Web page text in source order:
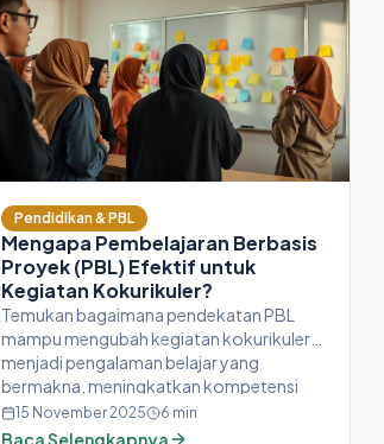
Pendidikan & PBL
Mengapa Pembelajaran Berbasis
Proyek (PBL) Efektif untuk
Kegiatan Kokurikuler?
Temukan bagaimana pendekatan PBL
mampu mengubah kegiatan kokurikuler
menjadi pengalaman belajar yang
bermakna, meningkatkan kompetensi
abad-21 siswa, dan membantu guru
merancang kurikulum yang lebih relevan.
15 November 2025 6 min
Baca Selengkapnya